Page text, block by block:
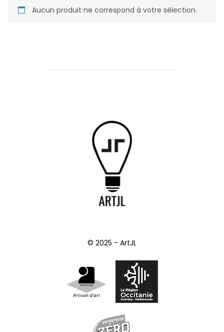
Aucun produit ne correspond à votre sélection.
© 2025 - ArtJL